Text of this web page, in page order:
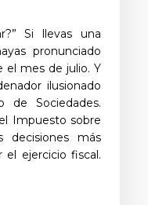
Si llevas una
pronunciado
el mes de julio. Y
ilusionado
de Sociedades.
Impuesto sobre
decisiones más
ejercicio fiscal.